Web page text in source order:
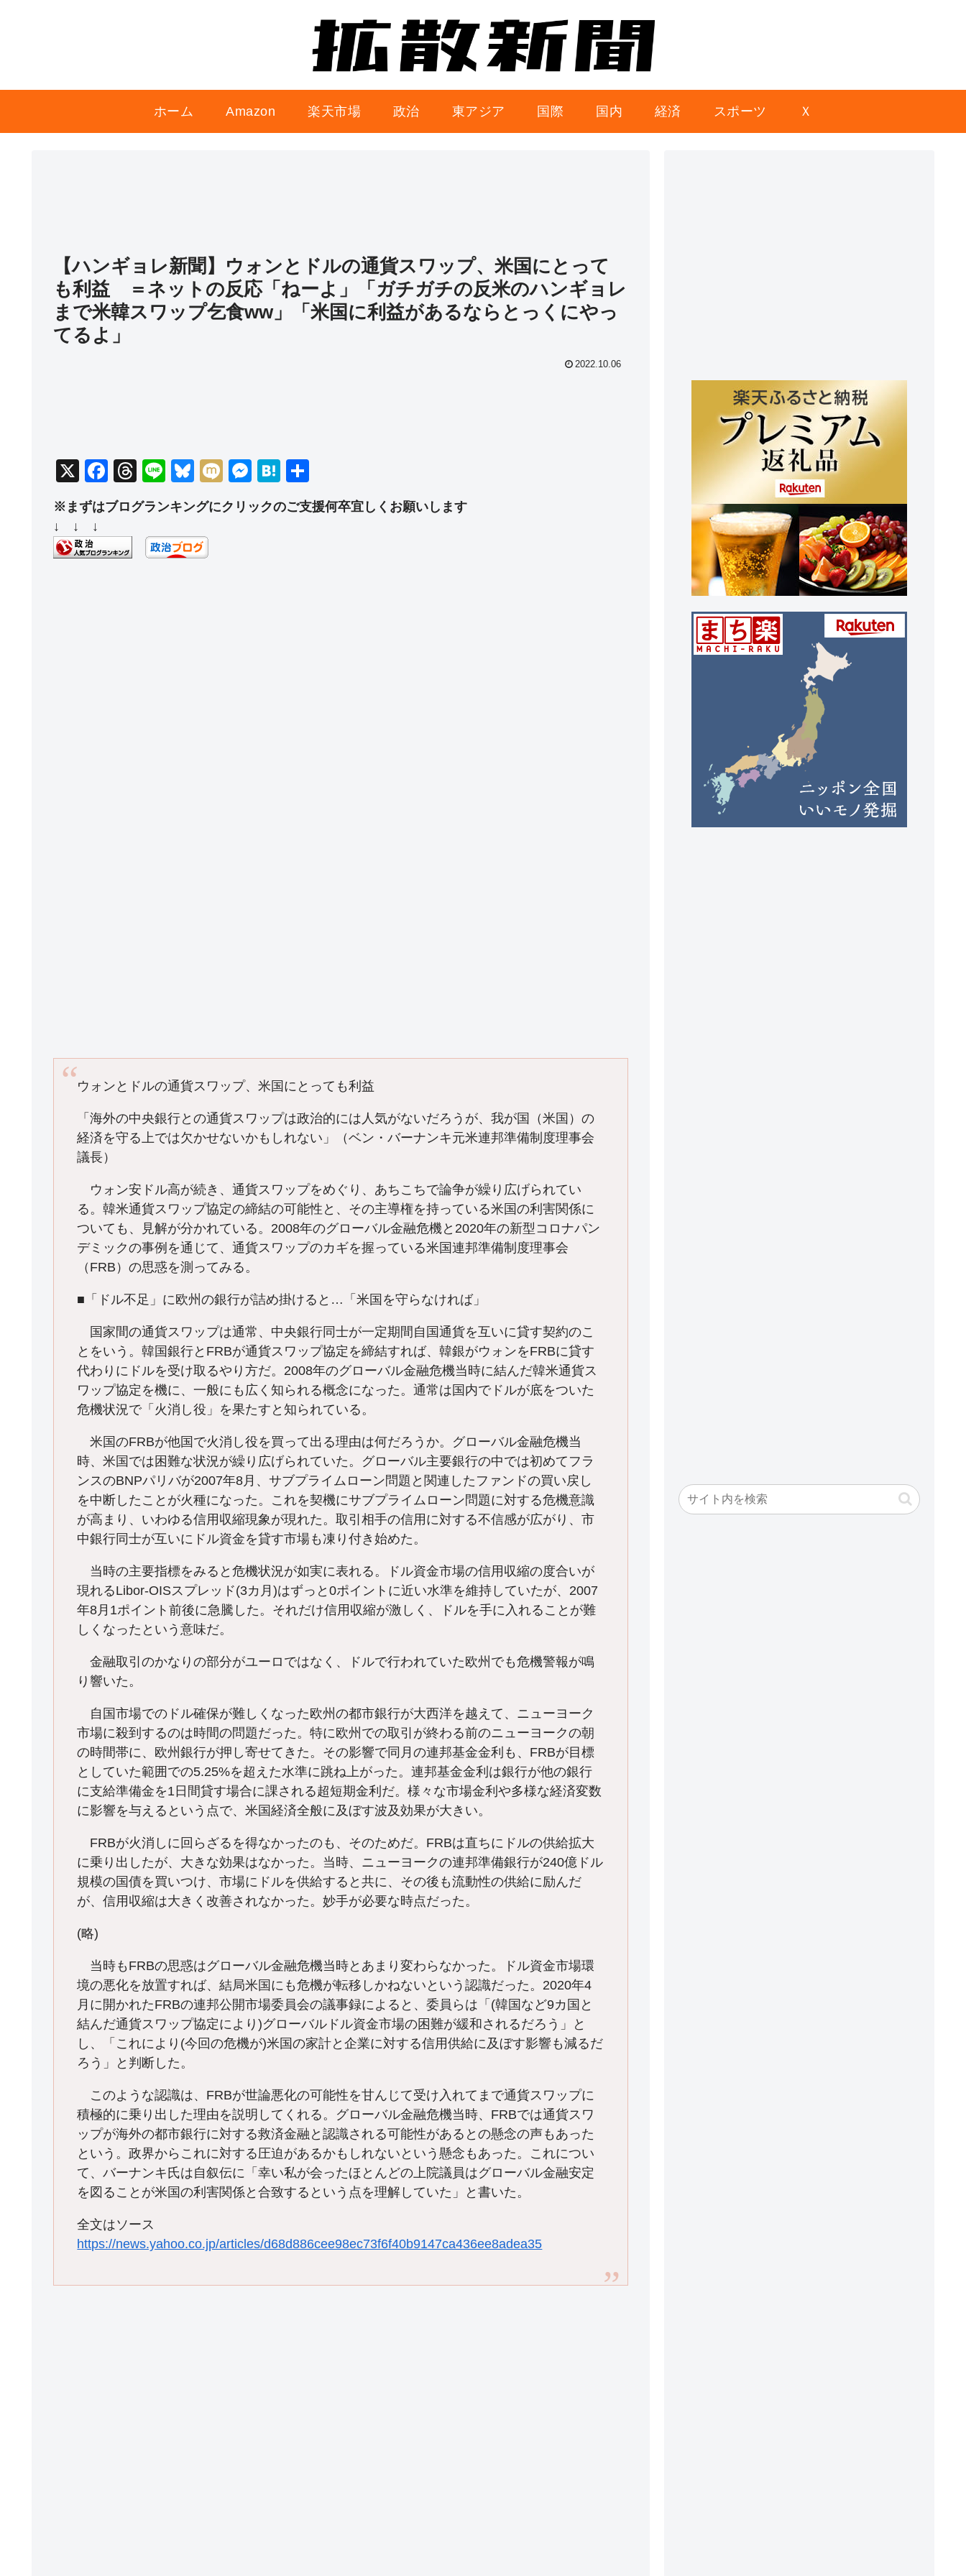
ホーム Amazon 楽天市場 政治 東アジア 国際 国内 経済 スポーツ Ｘ
【ハンギョレ新聞】ウォンとドルの通貨スワップ、米国にとって
も利益 ＝ネットの反応「ねーよ」「ガチガチの反米のハンギョレ
まで米韓スワップ乞食ww」「米国に利益があるならとっくにやっ
てるよ」
2022.10.06
X
F
a
c
e
b
T
hr
e
a
d
Li
e
Bl
e
sk
y
M
M
ss
H
e
有
※まずはブログランキングにクリックのご支援何卒宜しくお願いします
↓ ↓ ↓
ウォンとドルの通貨スワップ、米国にとっても利益
「海外の中央銀行との通貨スワップは政治的には人気がないだろうが、我が国（米国）の
経済を守る上では欠かせないかもしれない」（ベン・バーナンキ元米連邦準備制度理事会
議長）
ウォン安ドル高が続き、通貨スワップをめぐり、あちこちで論争が繰り広げられてい
る。韓米通貨スワップ協定の締結の可能性と、その主導権を持っている米国の利害関係に
ついても、見解が分かれている。2008年のグローバル金融危機と2020年の新型コロナパン
デミックの事例を通じて、通貨スワップのカギを握っている米国連邦準備制度理事会
（FRB）の思惑を測ってみる。
■「ドル不足」に欧州の銀行が詰め掛けると…「米国を守らなければ」
国家間の通貨スワップは通常、中央銀行同士が一定期間自国通貨を互いに貸す契約のこ
とをいう。韓国銀行とFRBが通貨スワップ協定を締結すれば、韓銀がウォンをFRBに貸す
代わりにドルを受け取るやり方だ。2008年のグローバル金融危機当時に結んだ韓米通貨ス
ワップ協定を機に、一般にも広く知られる概念になった。通常は国内でドルが底をついた
危機状況で「火消し役」を果たすと知られている。
米国のFRBが他国で火消し役を買って出る理由は何だろうか。グローバル金融危機当
時、米国では困難な状況が繰り広げられていた。グローバル主要銀行の中では初めてフラ
ンスのBNPパリバが2007年8月、サブプライムローン問題と関連したファンドの買い戻し
を中断したことが火種になった。これを契機にサブプライムローン問題に対する危機意識
が高まり、いわゆる信用収縮現象が現れた。取引相手の信用に対する不信感が広がり、市
中銀行同士が互いにドル資金を貸す市場も凍り付き始めた。
当時の主要指標をみると危機状況が如実に表れる。ドル資金市場の信用収縮の度合いが
現れるLibor-OISスプレッド(3カ月)はずっと0ポイントに近い水準を維持していたが、2007
年8月1ポイント前後に急騰した。それだけ信用収縮が激しく、ドルを手に入れることが難
しくなったという意味だ。
金融取引のかなりの部分がユーロではなく、ドルで行われていた欧州でも危機警報が鳴
り響いた。
自国市場でのドル確保が難しくなった欧州の都市銀行が大西洋を越えて、ニューヨーク
市場に殺到するのは時間の問題だった。特に欧州での取引が終わる前のニューヨークの朝
の時間帯に、欧州銀行が押し寄せてきた。その影響で同月の連邦基金金利も、FRBが目標
としていた範囲での5.25%を超えた水準に跳ね上がった。連邦基金金利は銀行が他の銀行
に支給準備金を1日間貸す場合に課される超短期金利だ。様々な市場金利や多様な経済変数
に影響を与えるという点で、米国経済全般に及ぼす波及効果が大きい。
FRBが火消しに回らざるを得なかったのも、そのためだ。FRBは直ちにドルの供給拡大
に乗り出したが、大きな効果はなかった。当時、ニューヨークの連邦準備銀行が240億ドル
規模の国債を買いつけ、市場にドルを供給すると共に、その後も流動性の供給に励んだ
が、信用収縮は大きく改善されなかった。妙手が必要な時点だった。
(略)
当時もFRBの思惑はグローバル金融危機当時とあまり変わらなかった。ドル資金市場環
境の悪化を放置すれば、結局米国にも危機が転移しかねないという認識だった。2020年4
月に開かれたFRBの連邦公開市場委員会の議事録によると、委員らは「(韓国など9カ国と
結んだ通貨スワップ協定により)グローバルドル資金市場の困難が緩和されるだろう」と
し、「これにより(今回の危機が)米国の家計と企業に対する信用供給に及ぼす影響も減るだ
ろう」と判断した。
このような認識は、FRBが世論悪化の可能性を甘んじて受け入れてまで通貨スワップに
積極的に乗り出した理由を説明してくれる。グローバル金融危機当時、FRBでは通貨スワ
ップが海外の都市銀行に対する救済金融と認識される可能性があるとの懸念の声もあった
という。政界からこれに対する圧迫があるかもしれないという懸念もあった。これについ
て、バーナンキ氏は自叙伝に「幸い私が会ったほとんどの上院議員はグローバル金融安定
を図ることが米国の利害関係と合致するという点を理解していた」と書いた。
全文はソース
https://news.yahoo.co.jp/articles/d68d886cee98ec73f6f40b9147ca436ee8adea35